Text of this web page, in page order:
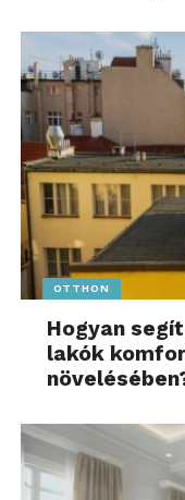
OTTHON
Hogyan
lakók